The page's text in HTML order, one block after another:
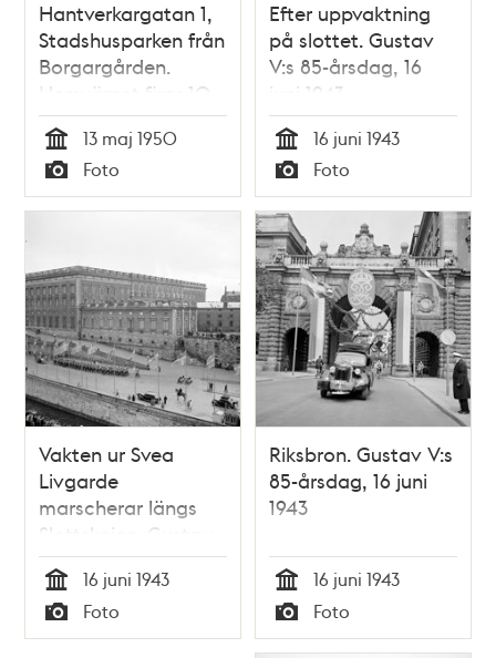
Hantverkargatan 1,
Stadshusparken från
Borgargården.
Hemvärnet firar 10-
års jubileum vid
Stadshuset
Tid
13 maj 1950
Typ
Foto
Efter uppvaktning
på slottet. Gustav
V:s 85-årsdag, 16
juni 1943
Tid
16 juni 1943
Typ
Foto
Vakten ur Svea
Livgarde
marscherar längs
Slottskajen. Gustav
V:s 85-årsdag, 16
juni 1943
Tid
16 juni 1943
Typ
Foto
Riksbron. Gustav V:s
85-årsdag, 16 juni
1943
Tid
16 juni 1943
Typ
Foto